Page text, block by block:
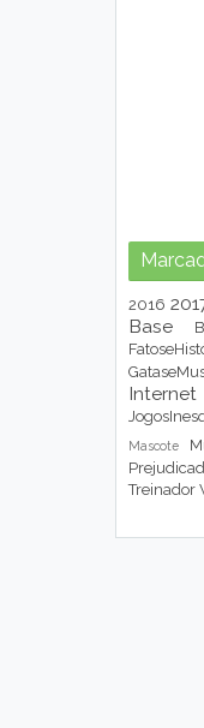
2016
Base
Internet
Mascote
Treinador